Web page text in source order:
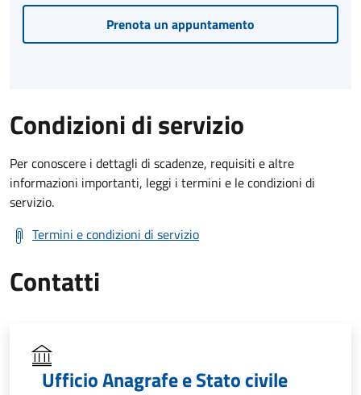
Prenota un appuntamento
Condizioni di servizio
Per conoscere i dettagli di scadenze, requisiti e altre
informazioni importanti, leggi i termini e le condizioni di
servizio.
Termini e condizioni di servizio
Contatti
Ufficio Anagrafe e Stato civile